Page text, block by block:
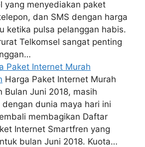
yang menyediakan paket
dan SMS dengan harga
ketika pulsa pelanggan habis.
Telkomsel sangat penting
Paket Internet Murah
Harga Paket Internet Murah
Bulan Juni 2018, masih
dunia maya hari ini
membagikan Daftar
Internet Smartfren yang
bulan Juni 2018. Kuota…